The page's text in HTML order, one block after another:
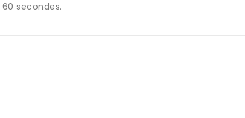
secondes.